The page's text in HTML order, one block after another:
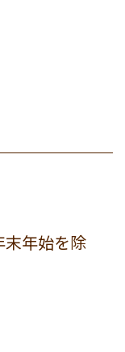
年始を除